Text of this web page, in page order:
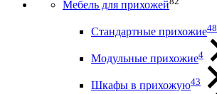
Мебель для прихожей
Стандартные прихожие48
Модульные прихожие4
Шкафы в прихожую43